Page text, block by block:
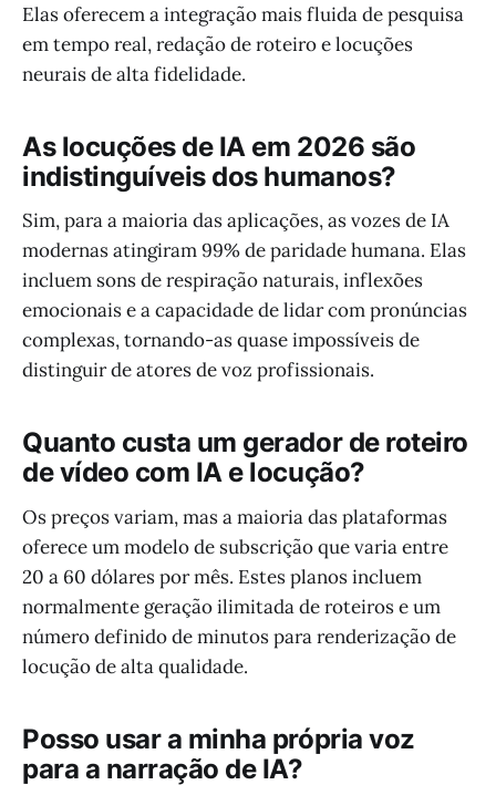
Elas oferecem a integração mais fluida de pesquisa
em tempo real, redação de roteiro e locuções
neurais de alta fidelidade.
As locuções de IA em 2026 são
indistinguíveis dos humanos?
Sim, para a maioria das aplicações, as vozes de IA
modernas atingiram 99% de paridade humana. Elas
incluem sons de respiração naturais, inflexões
emocionais e a capacidade de lidar com pronúncias
complexas, tornando-as quase impossíveis de
distinguir de atores de voz profissionais.
Quanto custa um gerador de roteiro
de vídeo com IA e locução?
Os preços variam, mas a maioria das plataformas
oferece um modelo de subscrição que varia entre
20 a 60 dólares por mês. Estes planos incluem
normalmente geração ilimitada de roteiros e um
número definido de minutos para renderização de
locução de alta qualidade.
Posso usar a minha própria voz
para a narração de IA?